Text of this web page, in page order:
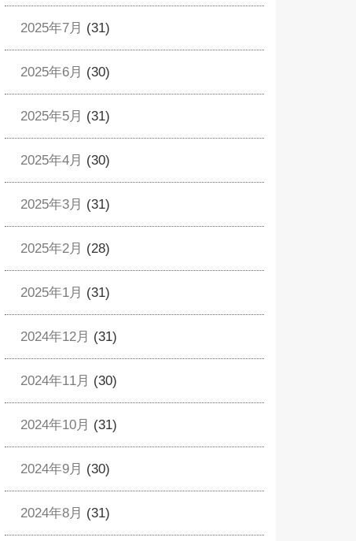
2025年7月 (31)
2025年6月 (30)
2025年5月 (31)
2025年4月 (30)
2025年3月 (31)
2025年2月 (28)
2025年1月 (31)
2024年12月 (31)
2024年11月 (30)
2024年10月 (31)
2024年9月 (30)
2024年8月 (31)